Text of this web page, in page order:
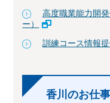
高度職業能力開
ー）
訓練コース情報
香川のお仕